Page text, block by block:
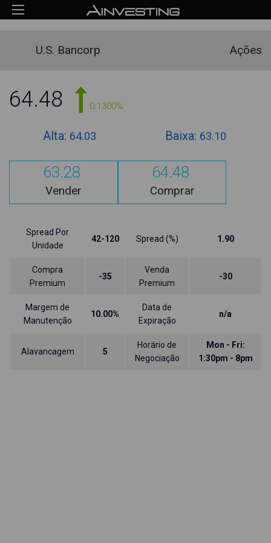
U.S. Bancorp Ações
64.48 0.1300%
Alta: 64.03 Baixa: 63.10
63.28
Vender
64.48
Comprar
Spread Por
Unidade
42-120 Spread (%) 1.90
Compra
Premium
-35
Venda
Premium
-30
Margem de
Manutenção
10.00%
Data de
Expiração
n/a
Alavancagem 5
Horário de
Negociação
Mon - Fri:
1:30pm - 8pm